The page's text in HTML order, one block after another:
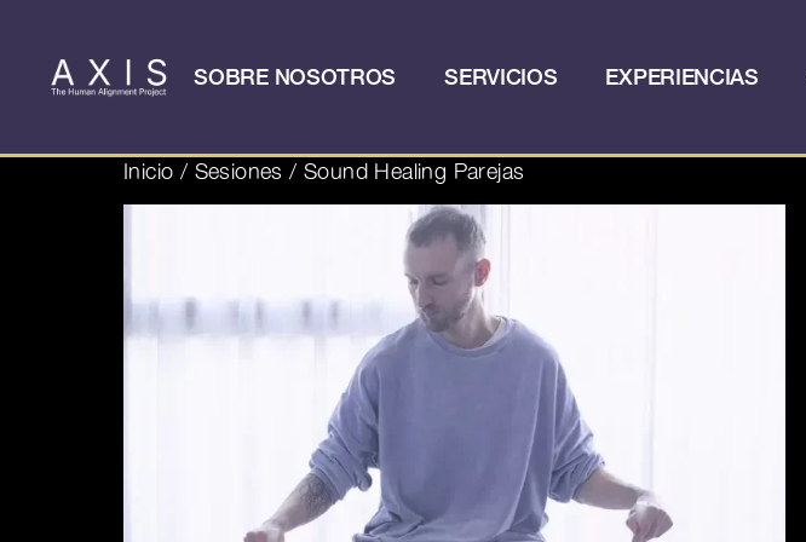
SOBRE NOSOTROS SERVICIOS EXPERIENCIAS
Inicio / Sesiones / Sound Healing Parejas